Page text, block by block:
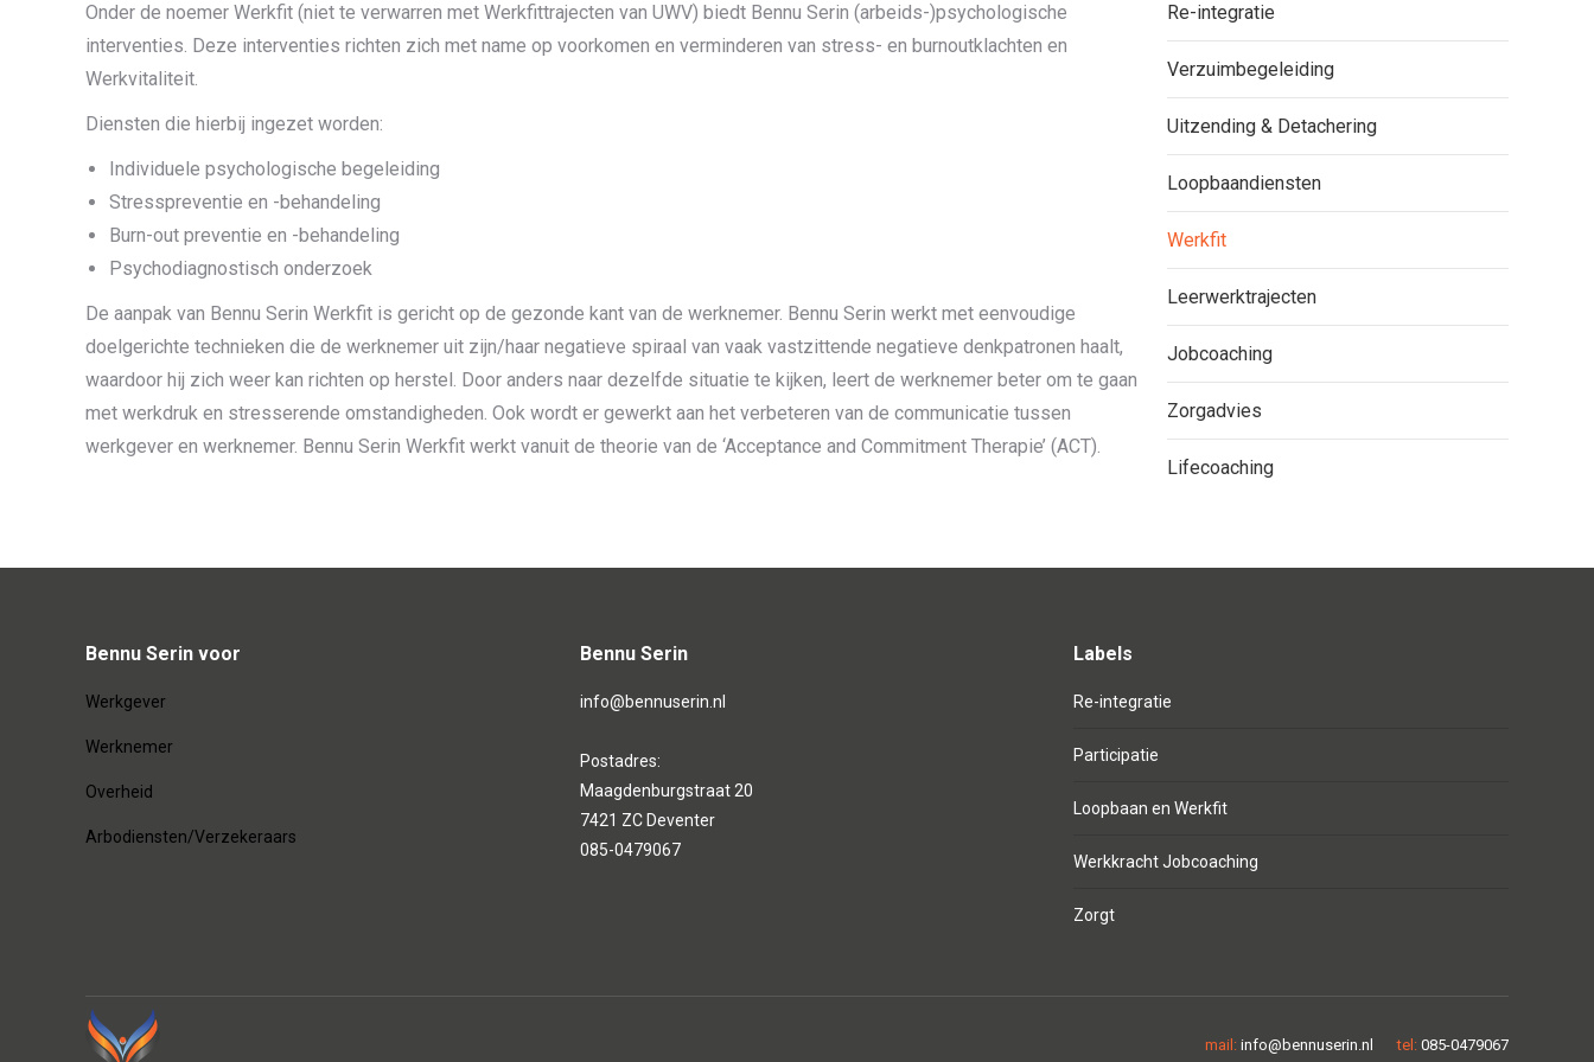
Onder de noemer Werkfit (niet te verwarren met Werkfittrajecten van UWV) biedt Bennu Serin (arbeids-)psychologische
interventies. Deze interventies richten zich met name op voorkomen en verminderen van stress- en burnoutklachten en
Werkvitaliteit.
Diensten die hierbij ingezet worden:
Individuele psychologische begeleiding
Stresspreventie en -behandeling
Burn-out preventie en -behandeling
Psychodiagnostisch onderzoek
De aanpak van Bennu Serin Werkfit is gericht op de gezonde kant van de werknemer. Bennu Serin werkt met eenvoudige
doelgerichte technieken die de werknemer uit zijn/haar negatieve spiraal van vaak vastzittende negatieve denkpatronen haalt,
waardoor hij zich weer kan richten op herstel. Door anders naar dezelfde situatie te kijken, leert de werknemer beter om te gaan
met werkdruk en stresserende omstandigheden. Ook wordt er gewerkt aan het verbeteren van de communicatie tussen
werkgever en werknemer. Bennu Serin Werkfit werkt vanuit de theorie van de ‘Acceptance and Commitment Therapie’ (ACT).
Re-integratie
Verzuimbegeleiding
Uitzending & Detachering
Loopbaandiensten
Werkfit
Leerwerktrajecten
Jobcoaching
Zorgadvies
Lifecoaching
Bennu Serin voor
Werkgever
Werknemer
Overheid
Arbodiensten/Verzekeraars
Bennu Serin
info@bennuserin.nl
Postadres:
Maagdenburgstraat 20
7421 ZC Deventer
085-0479067
Labels
Re-integratie
Participatie
Loopbaan en Werkfit
Werkkracht Jobcoaching
Zorgt
mail: info@bennuserin.nl tel: 085-0479067